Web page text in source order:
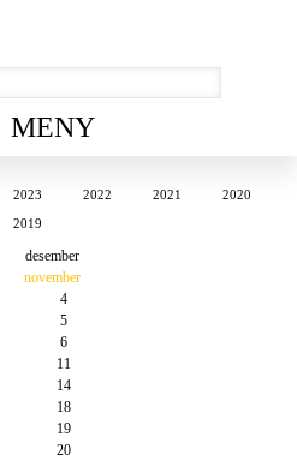
MENY
2023 2022 2021
2020
2019
desember
november
4
5
6
11
14
18
19
20